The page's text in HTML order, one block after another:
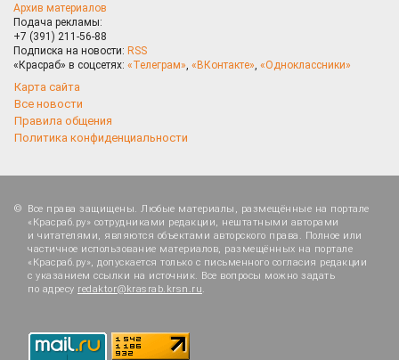
Архив материалов
Подача рекламы:
+7 (391) 211-56-88
Подписка на новости: RSS
«Красраб» в соцсетях: «Телеграм», «ВКонтакте», «Одноклассники»
Карта сайта
Все новости
Правила общения
Политика конфиденциальности
Все права защищены. Любые материалы, размещённые на портале
«Красраб.ру» сотрудниками редакции, нештатными авторами
и читателями, являются объектами авторского права. Полное или
частичное использование материалов, размещённых на портале
«Красраб.ру», допускается только с письменного согласия редакции
с указанием ссылки на источник. Все вопросы можно задать
по адресу redaktor@krasrab.krsn.ru.